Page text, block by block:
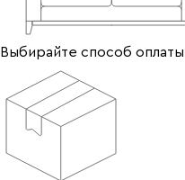
Выбирайте способ